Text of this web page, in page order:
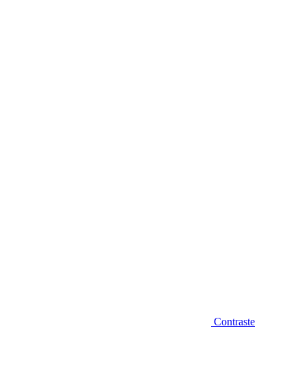
Contraste